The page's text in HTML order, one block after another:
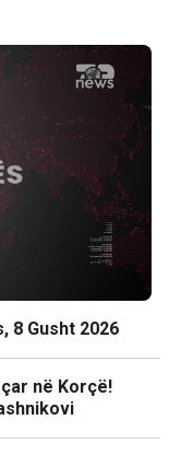
8 Gusht 2026
në Korçë!